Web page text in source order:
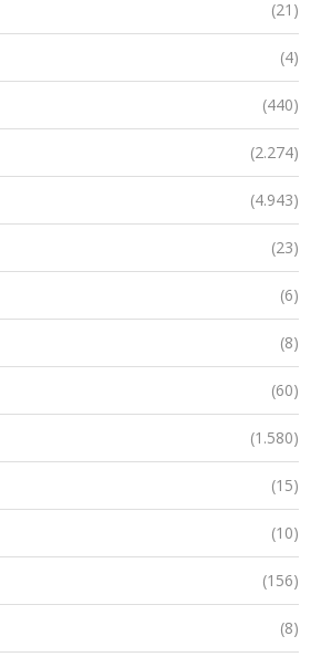
(21)
(4)
(440)
(2.274)
(4.943)
(23)
(6)
(8)
(60)
(1.580)
(15)
(10)
(156)
(8)